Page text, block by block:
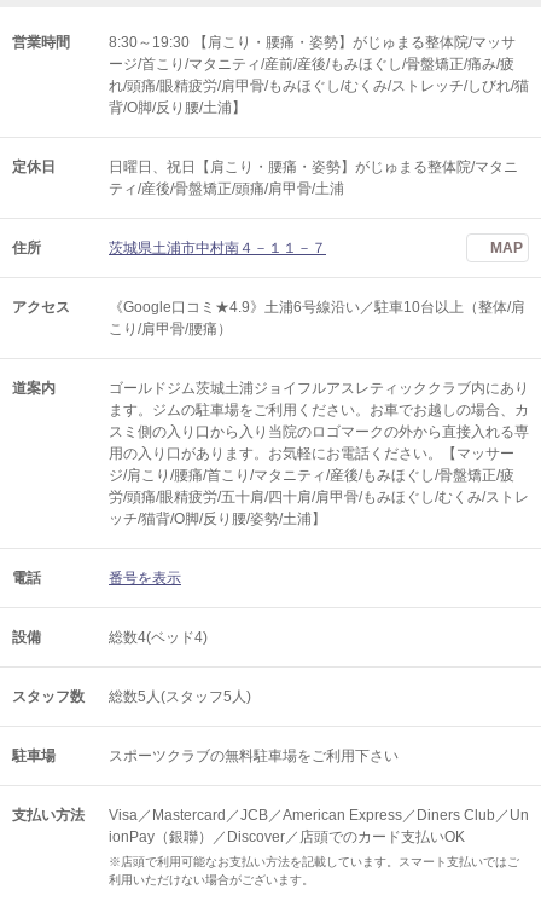
営業時間
8:30～19:30 【肩こり・腰痛・姿勢】がじゅまる整体院/マッサ
ージ/首こり/マタニティ/産前/産後/もみほぐし/骨盤矯正/痛み/疲
れ/頭痛/眼精疲労/肩甲骨/もみほぐし/むくみ/ストレッチ/しびれ/猫
背/O脚/反り腰/土浦】
定休日
日曜日、祝日【肩こり・腰痛・姿勢】がじゅまる整体院/マタニ
ティ/産後/骨盤矯正/頭痛/肩甲骨/土浦
住所 茨城県土浦市中村南４－１１－７ MAP
アクセス
《Google口コミ★4.9》土浦6号線沿い／駐車10台以上（整体/肩
こり/肩甲骨/腰痛）
道案内
ゴールドジム茨城土浦ジョイフルアスレティッククラブ内にあり
ます。ジムの駐車場をご利用ください。お車でお越しの場合、カ
スミ側の入り口から入り当院のロゴマークの外から直接入れる専
用の入り口があります。お気軽にお電話ください。【マッサー
ジ/肩こり/腰痛/首こり/マタニティ/産後/もみほぐし/骨盤矯正/疲
労/頭痛/眼精疲労/五十肩/四十肩/肩甲骨/もみほぐし/むくみ/ストレ
ッチ/猫背/O脚/反り腰/姿勢/土浦】
電話 番号を表示
設備 総数4(ベッド4)
スタッフ数 総数5人(スタッフ5人)
駐車場 スポーツクラブの無料駐車場をご利用下さい
支払い方法
Visa／Mastercard／JCB／American Express／Diners Club／Un
ionPay（銀聯）／Discover／店頭でのカード支払いOK
※店頭で利用可能なお支払い方法を記載しています。スマート支払いではご
利用いただけない場合がございます。